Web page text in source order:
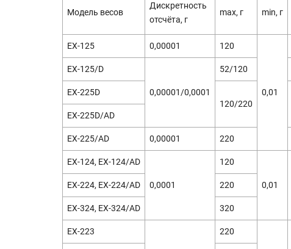
Модель весов
Дискретность
отсчёта, г
max, г min, г
EX-125 0,00001 120
0,01
EX-125/D
0,00001/0,0001
52/120
EX-225D
120/220
EX-225D/AD
EX-225/AD 0,00001 220
EX-124, EX-124/AD
0,0001
120
0,01
EX-224, EX-224/AD 220
EX-324, EX-324/AD 320
EX-223 220